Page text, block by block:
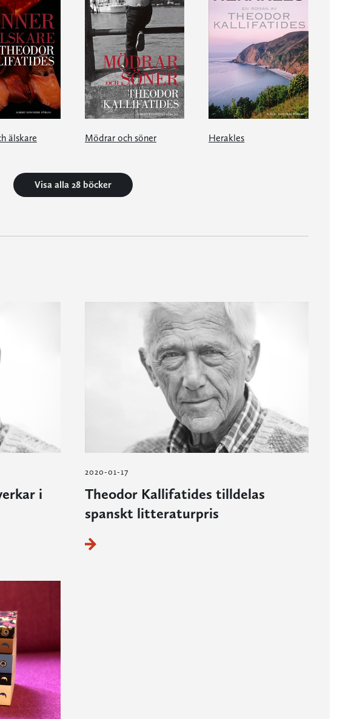
älskare Mödrar och söner Herakles
Visa alla 28 böcker
i
2020-01-17
Theodor Kallifatides tilldelas
spanskt litteraturpris